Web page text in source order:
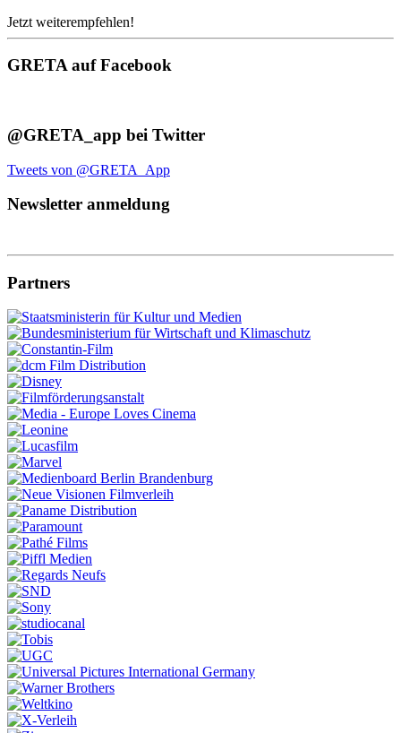
Jetzt weiterempfehlen!
GRETA auf Facebook
@GRETA_app bei Twitter
Tweets von @GRETA_App
Newsletter anmeldung
Partners